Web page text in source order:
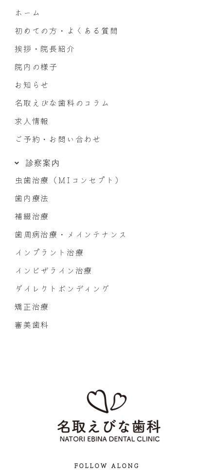
FOLLOW ALONG
ホーム
初めての方・よくある質問
挨拶・院長紹介
院内の様子
お知らせ
名取えびな歯科のコラム
求人情報
ご予約・お問い合わせ
診察案内
虫歯治療（MIコンセプト）
歯内療法
補綴治療
歯周病治療・メインテナンス
インプラント治療
インビザライン治療
ダイレクトボンディング
矯正治療
審美歯科